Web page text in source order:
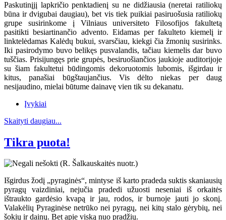
Paskutinįjį lapkričio penktadienį su ne didžiausia (neretai ratiliokų
būna ir dvigubai daugiau), bet vis tiek puikiai pasiruošusia ratiliokų
grupe susirinkome į Vilniaus universiteto Filosofijos fakultetą
pasitikti besiartinančio advento. Eidamas per fakulteto kiemelį ir
linktelėdamas Kalėdų bukui, svarsčiau, kiekgi čia žmonių susirinks.
Iki pasirodymo buvo belikęs pusvalandis, tačiau kiemelis dar buvo
tuščias. Prisijungęs prie grupės, besiruošiančios jaukioje auditorijoje
su šiam fakultetui būdingomis dekoruotomis lubomis, išgirdau ir
kitus, panašiai būgštaujančius. Vis dėlto niekas per daug
nesijaudino, mielai būtume dainavę vien tik su dekanatu.
Įvykiai
Skaityti daugiau...
Tikra puota!
Išgirdus žodį „pyraginės“, mintyse iš karto pradeda suktis skaniausių
pyragų vaizdiniai, nejučia pradedi užuosti neseniai iš orkaitės
ištraukto gardėsio kvapą ir jau, rodos, ir burnoje jauti jo skonį.
Valakėlių Pyraginėse netrūko nei pyragų, nei kitų stalo gėrybių, nei
šokių ir dainų. Bet apie viską nuo pradžių.